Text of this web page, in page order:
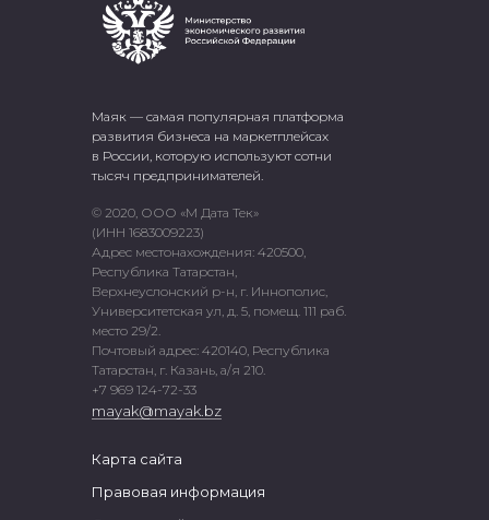
Маяк — самая популярная платформа
развития бизнеса на маркетплейсах
в России, которую используют сотни
тысяч предпринимателей.
© 2020, ООО «М Дата Тек»
(ИНН 1683009223)
Адрес местонахождения: 420500,
Республика Татарстан,
Верхнеуслонский р-н, г. Иннополис,
Университетская ул, д. 5, помещ. 111 раб.
место 29/2.
Почтовый адрес: 420140, Республика
Татарстан, г. Казань, а/я 210.
+7 969 124-72-33
mayak@mayak.bz
Карта сайта
Правовая информация